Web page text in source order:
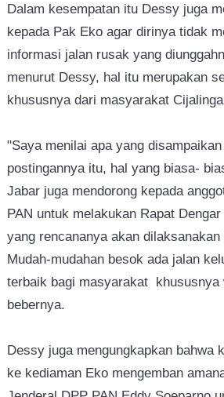
Dalam kesempatan itu Dessy juga
kepada Pak Eko agar dirinya tidak
informasi jalan rusak yang
menurut Dessy, hal itu merupakan
khususnya dari masyarakat
"Saya menilai apa yang
postingannya itu, hal yang biasa-
Jabar juga mendorong kepada
PAN untuk melakukan Rapat
yang rencananya akan dilaksanakan
Mudah-mudahan besok ada jalan
terbaik bagi masyarakat khususnya
bebernya.
Dessy juga mengungkapkan bahwa
ke kediaman Eko mengemban